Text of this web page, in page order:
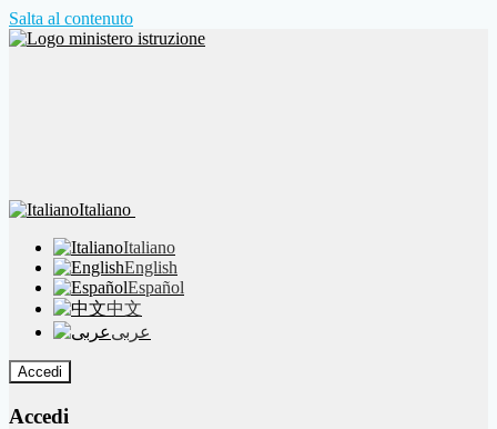
Salta al contenuto
Italiano
Italiano
English
Español
中文
عربى
Accedi
Accedi